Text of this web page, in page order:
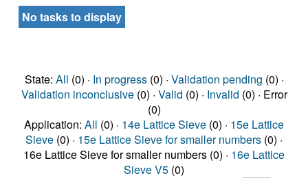
No tasks to display
State: All (0) · In progress(0) · Validation pending (0) ·
Validation inconclusive(0) · Valid (0) · Invalid (0) · Error
(0)
Application: All (0) · 14e Lattice Sieve (0) · 15e Lattice
Sieve (0) · 15e Lattice Sieve for smaller numbers (0) ·
16e Lattice Sieve for smaller numbers (0) · 16e Lattice
Sieve V5 (0)